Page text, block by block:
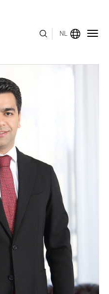
NL
MENU
BEDRIJFSSEGMENTEN
HUMAN CAPITAL
ONDERSCHEIDINGEN
NIEUWS
CONTACT